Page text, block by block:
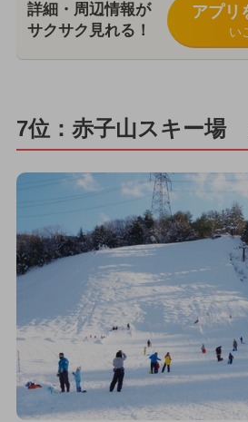
詳細・周辺情報が
サクサク見れる！
アプリ
い
7位：赤子山スキー場